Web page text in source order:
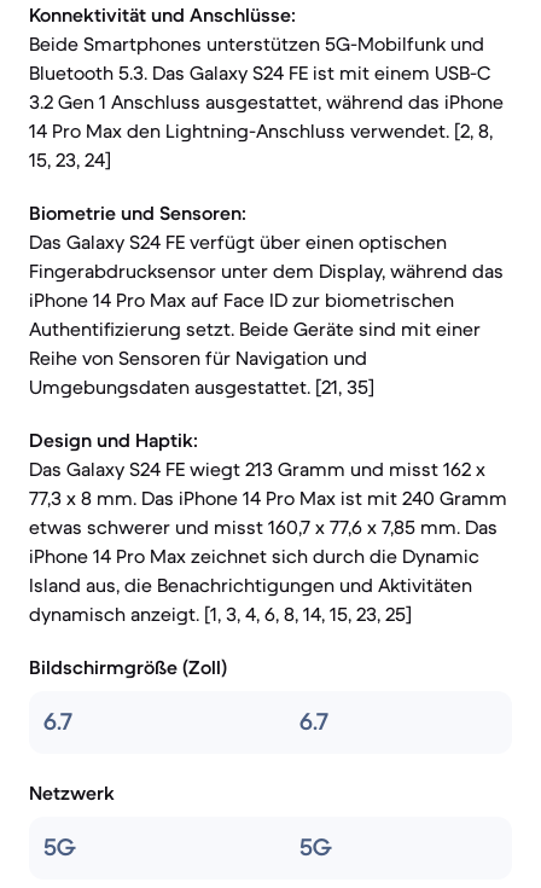
Konnektivität und Anschlüsse:
Beide Smartphones unterstützen 5G-Mobilfunk und
Bluetooth 5.3. Das Galaxy S24 FE ist mit einem USB-C
3.2 Gen 1 Anschluss ausgestattet, während das iPhone
14 Pro Max den Lightning-Anschluss verwendet. [2, 8,
15, 23, 24]
Biometrie und Sensoren:
Das Galaxy S24 FE verfügt über einen optischen
Fingerabdrucksensor unter dem Display, während das
iPhone 14 Pro Max auf Face ID zur biometrischen
Authentifizierung setzt. Beide Geräte sind mit einer
Reihe von Sensoren für Navigation und
Umgebungsdaten ausgestattet. [21, 35]
Design und Haptik:
Das Galaxy S24 FE wiegt 213 Gramm und misst 162 x
77,3 x 8 mm. Das iPhone 14 Pro Max ist mit 240 Gramm
etwas schwerer und misst 160,7 x 77,6 x 7,85 mm. Das
iPhone 14 Pro Max zeichnet sich durch die Dynamic
Island aus, die Benachrichtigungen und Aktivitäten
dynamisch anzeigt. [1, 3, 4, 6, 8, 14, 15, 23, 25]
Bildschirmgröße (Zoll)
6.7 6.7
Netzwerk
5G 5G